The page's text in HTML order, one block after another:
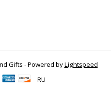
Gifts - Powered byLightspeed
RU